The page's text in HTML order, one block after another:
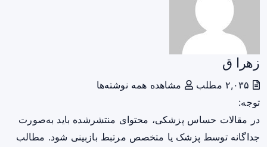
زهرا ق
مشاهده همه نوشته‌ها
توجه:
در مقالات حساس پزشکی، محتوای منتشرشده باید به‌صورت
جداگانه توسط پزشک یا متخصص مرتبط بازبینی شود. مطالب